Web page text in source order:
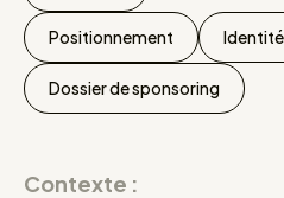
Positionnement
Dossier de sponsoring
Contexte :